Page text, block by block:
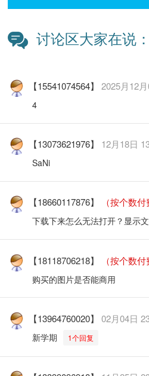
讨论区大家在说：
【15541074564】2025月12
4
【13073621976】 12月18日
SaNi
【18660117876】 （按个数付
下载下来怎么无法打开？显示
【18118706218】 （按个数付
购买的图片是否能商用
【13964760020】02月04日
新学期 1个回复